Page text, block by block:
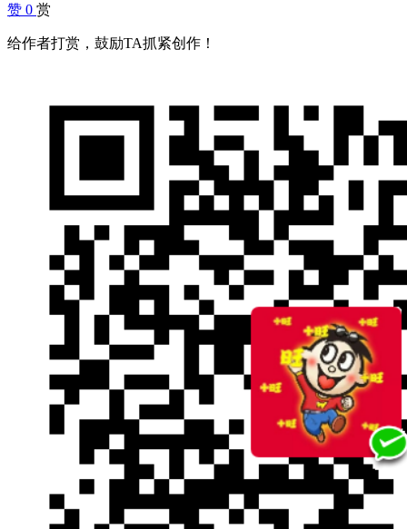
赞 0 赏
给作者打赏，鼓励TA抓紧创作！